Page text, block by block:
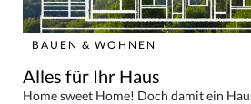
BAUEN & WOHNEN
Alles für Ihr Haus
Home sweet Home! Doch damit ein